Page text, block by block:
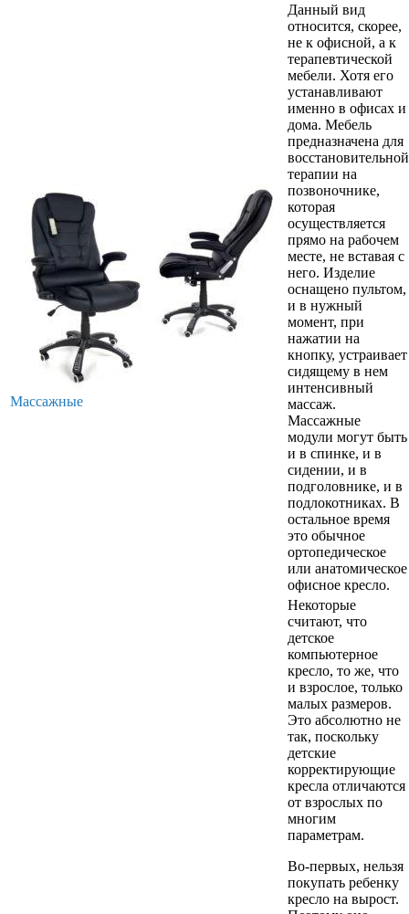
Массажные
Данный вид
относится, скорее,
не к офисной, а к
терапевтической
мебели. Хотя его
устанавливают
именно в офисах и
дома. Мебель
предназначена для
восстановительной
терапии на
позвоночнике,
которая
осуществляется
прямо на рабочем
месте, не вставая с
него. Изделие
оснащено пультом,
и в нужный
момент, при
нажатии на
кнопку, устраивает
сидящему в нем
интенсивный
массаж.
Массажные
модули могут быть
и в спинке, и в
сидении, и в
подголовнике, и в
подлокотниках. В
остальное время
это обычное
ортопедическое
или анатомическое
офисное кресло.
Некоторые
считают, что
детское
компьютерное
кресло, то же, что
и взрослое, только
малых размеров.
Это абсолютно не
так, поскольку
детские
корректирующие
кресла отличаются
от взрослых по
многим
параметрам.
Во-первых, нельзя
покупать ребенку
кресло на вырост.